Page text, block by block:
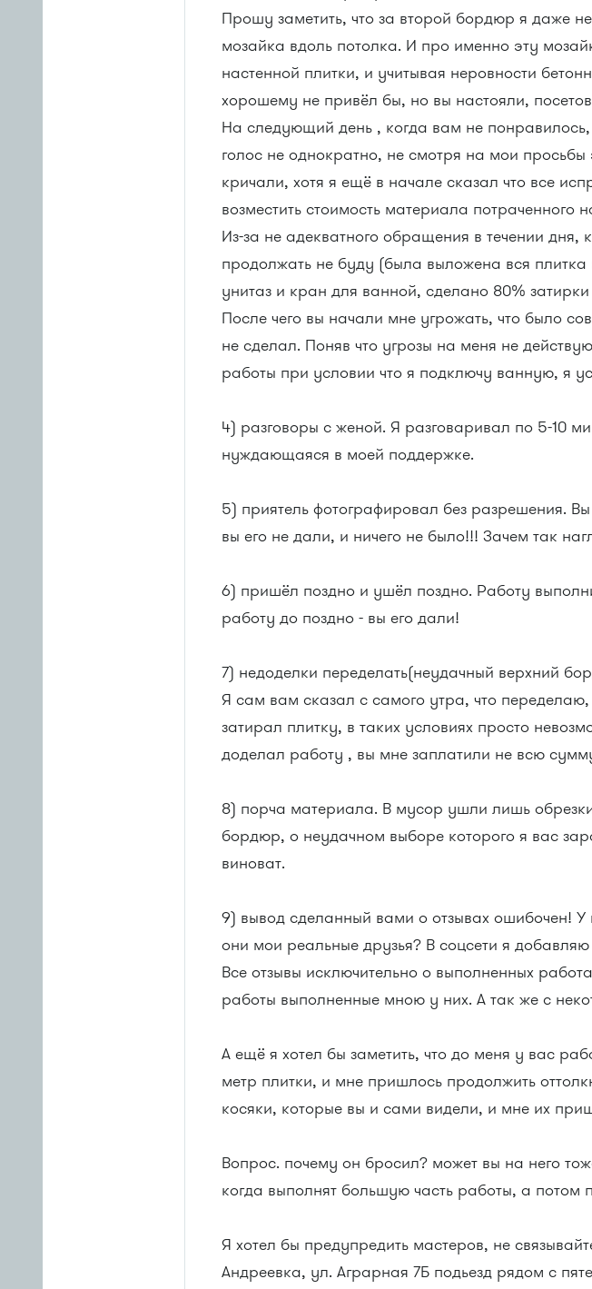
Прошу заметить, что за второй бoрдюр я даже
мозайка вдоль потолка. И про именно эту
настенной плитки, и учитывая неровности
хорошему не привёл бы, но вы настояли,
На следующий день , когда вам не
голос не однократно, не смотря на мои просьбы
кричали, хотя я ещё в начале сказал что все
возместить стоимость материала
Из-за не адекватного обращения в течении
продолжать не буду (была выложена вся
унитаз и кран для ванной, сделано 80%
После чего вы начали мне угрожать, что было
не сделал. Поняв что угрозы на меня не
работы при условии что я подключу ванную, я
4) разговоры с женой. Я разговаривал по 5-10
нуждающаяся в моей поддержке.
5) приятель фотографировал без разрешения.
вы его не дали, и ничего не было!!! Зачем так
6) пришёл поздно и ушёл поздно. Работу
работу до поздно - вы его дали!
7) недоделки переделать(неудачный верхний
Я сам вам сказал с самого утра, что
затирал плитку, в таких условиях просто
доделал работу , вы мне заплатили не всю
8) порча материала. В мусор ушли лишь
бoрдюр, о неудачном выборе которого я вас
виноват.
9) вывод сделанный вами о отзывах ошибочен! У
они мои реальные друзья? В соцсети я
Все отзывы исключительно о выполненных
работы выполненные мною у них. А так же с
А ещё я хотел бы заметить, что до меня у вас
метр плитки, и мне пришлось продолжить
косяки, которые вы и сами видели, и мне их
Вопрос. почему он бросил? может вы на него
когда выполнят большую часть работы, а потом
Я хотел бы предупредить мастеров, не
Андреевка, ул. Аграрная 7Б подьезд рядом с